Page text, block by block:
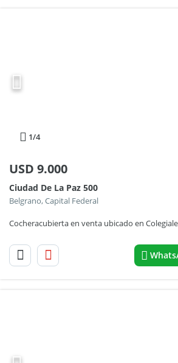
1/4
USD 9.000
Ciudad De La Paz 500
Belgrano, Capital Federal
Cocheracubierta en venta ubicado en